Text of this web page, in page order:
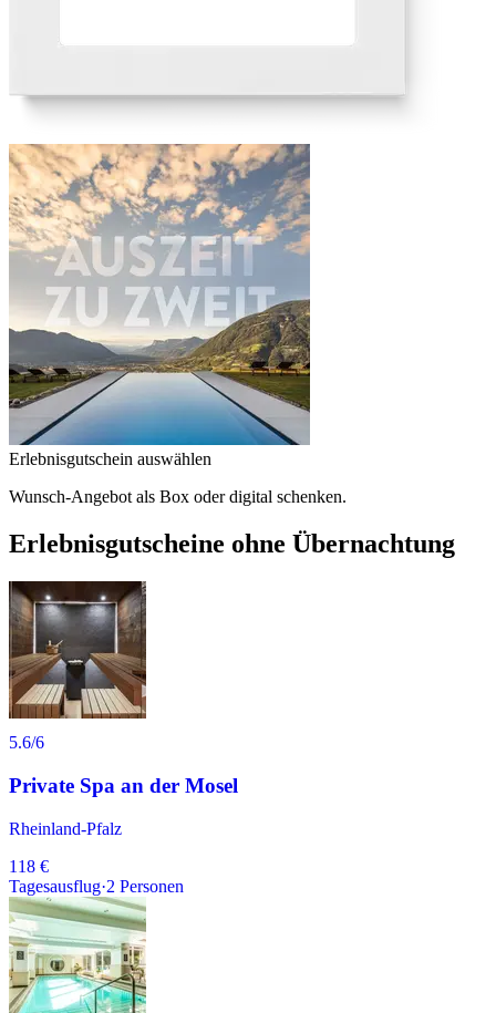
Erlebnisgutschein auswählen
Wunsch-Angebot als Box oder digital schenken.
Erlebnisgutscheine ohne Übernachtung
5.6/6
Private Spa an der Mosel
Rheinland-Pfalz
118 €
Tagesausflug·2 Personen